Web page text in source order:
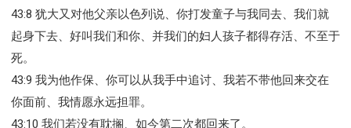
43:8 犹大又对他父亲以色列说、你打发童子与我同去、我们就
起身下去、好叫我们和你、并我们的妇人孩子都得存活、不至于
死。
43:9 我为他作保、你可以从我手中追讨、我若不带他回来交在
你面前、我情愿永远担罪。
43:10 我们若没有耽搁、如今第二次都回来了。